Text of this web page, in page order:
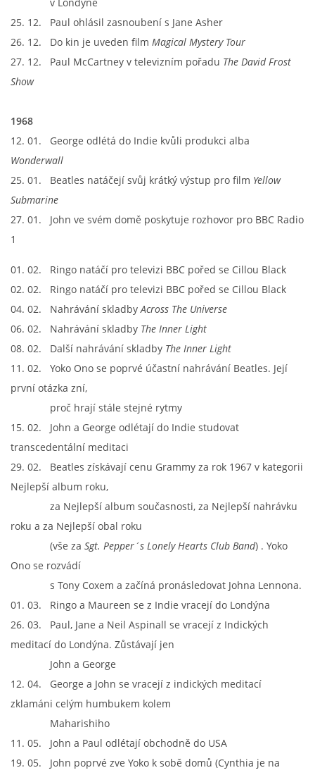
25. 12. Paul ohlásil zasnoubení s Jane Asher
26. 12. Do kin je uveden film Magical Mystery Tour
27. 12. Paul McCartney v televizním pořadu The David Frost
Show
1968
12. 01. George odlétá do Indie kvůli produkci alba
Wonderwall
25. 01. Beatles natáčejí svůj krátký výstup pro film Yellow
Submarine
27. 01. John ve svém domě poskytuje rozhovor pro BBC Radio
1
01. 02. Ringo natáčí pro televizi BBC pořed se Cillou Black
02. 02. Ringo natáčí pro televizi BBC pořed se Cillou Black
04. 02. Nahrávání skladbyAcross The Universe
06. 02. Nahrávání skladby The Inner Light
08. 02. Další nahrávání skladby The Inner Light
11. 02. Yoko Ono se poprvé účastní nahrávání Beatles. Její
první otázka zní,
proč hrají stále stejné rytmy
15. 02. John a George odlétají do Indie studovat
transcedentální meditaci
29. 02. Beatles získávají cenu Grammy za rok 1967 v kategorii
Nejlepší album roku,
za Nejlepší album současnosti, za Nejlepší nahrávku
roku a za Nejlepší obal roku
(vše za Sgt. Pepper´s Lonely Hearts Club Band) . Yoko
Ono se rozvádí
s Tony Coxem a začíná pronásledovat Johna Lennona.
01. 03. Ringo a Maureen se z Indie vracejí do Londýna
26. 03. Paul, Jane a Neil Aspinall se vracejí z Indických
meditací do Londýna. Zůstávají jen
John a George
12. 04. George a John se vracejí z indických meditací
zklamáni celým humbukem kolem
Maharishiho
11. 05. John a Paul odlétají obchodně do USA
19. 05. John poprvé zve Yoko k sobě domů (Cynthia je na